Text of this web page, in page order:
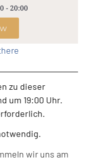
- 20:00
zu dieser
um 19:00 Uhr.
wir uns am